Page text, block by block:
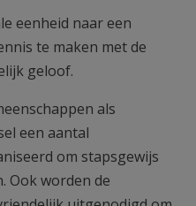
eenheid naar een
te maken met de
geloof.
als
een aantal
om stapsgewijs
Ook worden de